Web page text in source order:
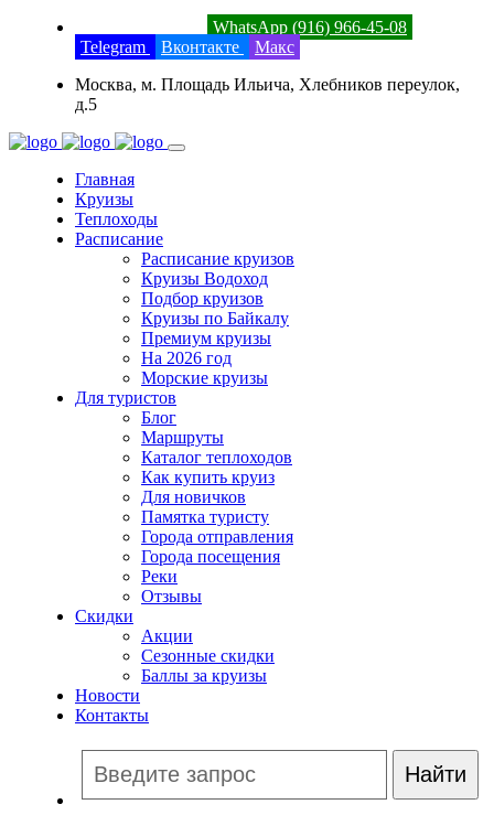
WhatsApp (916) 966-45-08
Telegram
Вконтакте
Макс
Москва, м. Площадь Ильича, Хлебников переулок,
д.5
Главная
Круизы
Теплоходы
Расписание
Расписание круизов
Круизы Водоход
Подбор круизов
Круизы по Байкалу
Премиум круизы
На 2026 год
Морские круизы
Для туристов
Блог
Маршруты
Каталог теплоходов
Как купить круиз
Для новичков
Памятка туристу
Города отправления
Города посещения
Реки
Отзывы
Скидки
Акции
Сезонные скидки
Баллы за круизы
Новости
Контакты